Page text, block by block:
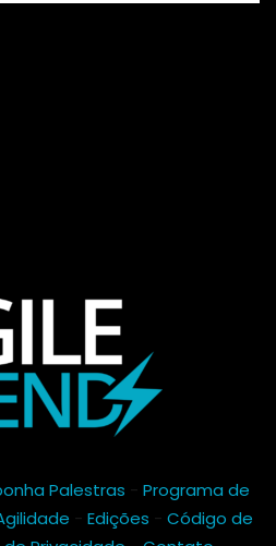
Palestras - Programa de
- Edições - Código de